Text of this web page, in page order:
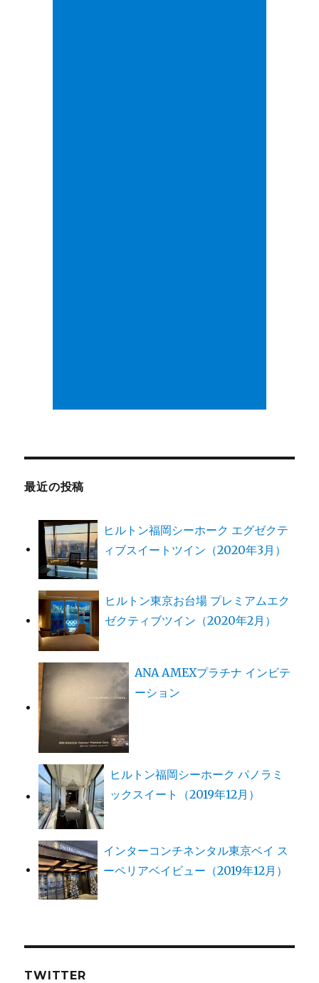
最近の投稿
ヒルトン福岡シーホーク エグゼクテ
ィブスイートツイン（2020年3月）
ヒルトン東京お台場 プレミアムエク
ゼクティブツイン（2020年2月）
ANA AMEXプラチナ インビテ
ーション
ヒルトン福岡シーホーク パノラミ
ックスイート（2019年12月）
インターコンチネンタル東京ベイ ス
ーペリアベイビュー（2019年12月）
TWITTER